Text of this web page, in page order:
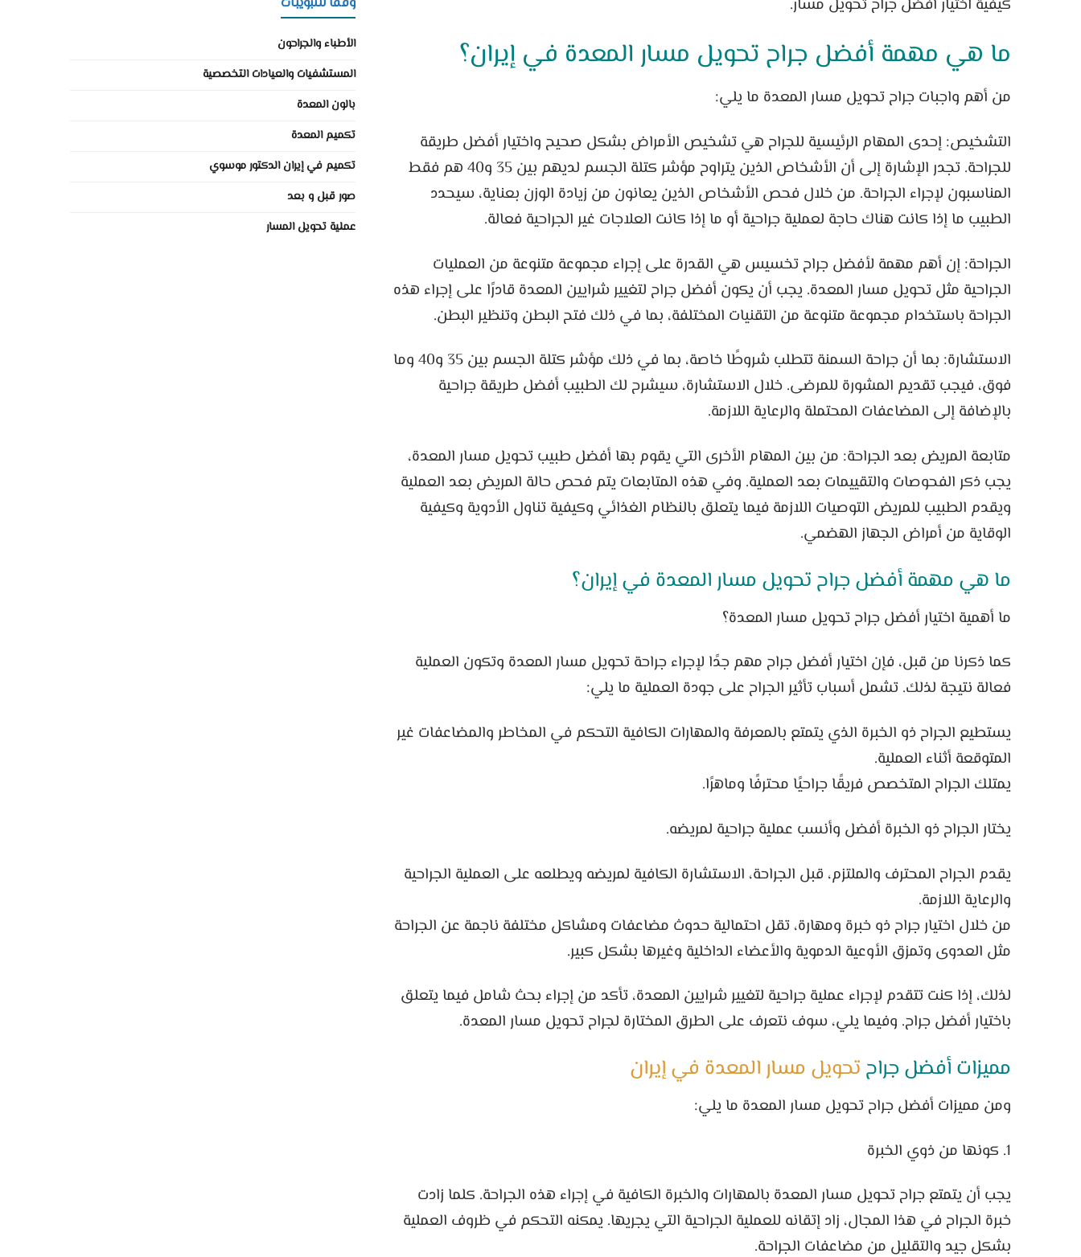
كيفية اختيار أفضل جراح تحويل مسار.
ما هي مهمة أفضل جراح تحويل مسار المعدة في إيران؟
من أهم واجبات جراح تحويل مسار المعدة ما يلي:
التشخيص: إحدى المهام الرئيسية للجراح هي تشخيص الأمراض بشكل صحيح واختيار أفضل طريقة
للجراحة. تجدر الإشارة إلى أن الأشخاص الذين يتراوح مؤشر كتلة الجسم لديهم بين 35 و40 هم فقط
المناسبون لإجراء الجراحة. من خلال فحص الأشخاص الذين يعانون من زيادة الوزن بعناية، سيحدد
الطبيب ما إذا كانت هناك حاجة لعملية جراحية أو ما إذا كانت العلاجات غير الجراحية فعالة.
الجراحة: إن أهم مهمة لأفضل جراح تخسيس هي القدرة على إجراء مجموعة متنوعة من العمليات
الجراحية مثل تحويل مسار المعدة. يجب أن يكون أفضل جراح لتغيير شرايين المعدة قادرًا على إجراء هذه
الجراحة باستخدام مجموعة متنوعة من التقنيات المختلفة، بما في ذلك فتح البطن وتنظير البطن.
الاستشارة: بما أن جراحة السمنة تتطلب شروطًا خاصة، بما في ذلك مؤشر كتلة الجسم بين 35 و40 وما
فوق، فيجب تقديم المشورة للمرضى. خلال الاستشارة، سيشرح لك الطبيب أفضل طريقة جراحية
بالإضافة إلى المضاعفات المحتملة والرعاية اللازمة.
متابعة المريض بعد الجراحة: من بين المهام الأخرى التي يقوم بها أفضل طبيب تحويل مسار المعدة،
يجب ذكر الفحوصات والتقييمات بعد العملية. وفي هذه المتابعات يتم فحص حالة المريض بعد العملية
ويقدم الطبيب للمريض التوصيات اللازمة فيما يتعلق بالنظام الغذائي وكيفية تناول الأدوية وكيفية
الوقاية من أمراض الجهاز الهضمي.
ما هي مهمة أفضل جراح تحويل مسار المعدة في إيران؟
ما أهمية اختيار أفضل جراح تحويل مسار المعدة؟
كما ذكرنا من قبل، فإن اختيار أفضل جراح مهم جدًا لإجراء جراحة تحويل مسار المعدة وتكون العملية
فعالة نتيجة لذلك. تشمل أسباب تأثير الجراح على جودة العملية ما يلي:
يستطيع الجراح ذو الخبرة الذي يتمتع بالمعرفة والمهارات الكافية التحكم في المخاطر والمضاعفات غير
المتوقعة أثناء العملية.
يمتلك الجراح المتخصص فريقًا جراحيًا محترفًا وماهرًا.
يختار الجراح ذو الخبرة أفضل وأنسب عملية جراحية لمريضه.
يقدم الجراح المحترف والملتزم، قبل الجراحة، الاستشارة الكافية لمريضه ويطلعه على العملية الجراحية
والرعاية اللازمة.
من خلال اختيار جراح ذو خبرة ومهارة، تقل احتمالية حدوث مضاعفات ومشاكل مختلفة ناجمة عن الجراحة
مثل العدوى وتمزق الأوعية الدموية والأعضاء الداخلية وغيرها بشكل كبير.
لذلك، إذا كنت تتقدم لإجراء عملية جراحية لتغيير شرايين المعدة، تأكد من إجراء بحث شامل فيما يتعلق
باختيار أفضل جراح. وفيما يلي، سوف نتعرف على الطرق المختارة لجراح تحويل مسار المعدة.
مميزات أفضل جراح تحويل مسار المعدة في إيران
ومن مميزات أفضل جراح تحويل مسار المعدة ما يلي:
1. كونها من ذوي الخبرة
يجب أن يتمتع جراح تحويل مسار المعدة بالمهارات والخبرة الكافية في إجراء هذه الجراحة. كلما زادت
خبرة الجراح في هذا المجال، زاد إتقانه للعملية الجراحية التي يجريها. يمكنه التحكم في ظروف العملية
بشكل جيد والتقليل من مضاعفات الجراحة.
الأطباء والجراحون
المستشفيات والعيادات التخصصية
بالون المعدة
تكميم المعدة
تكميم في إيران الدكتور موسوي
صور قبل و بعد
عملية تحويل المسار